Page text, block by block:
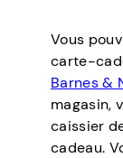
Vous
carte-
Barnes &
magasin,
caissier
cadeau.